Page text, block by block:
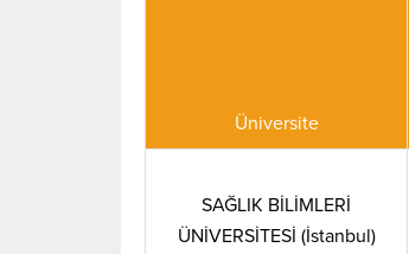
Üniversite
SAĞLIK BİLİMLERİ
ÜNİVERSİTESİ (İstanbul)